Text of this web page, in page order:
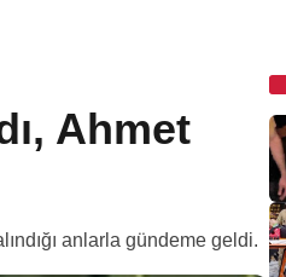
Ahmet
anlarla gündeme geldi.